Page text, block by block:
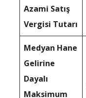
Azami Satış
Vergisi Tutarı
Medyan Hane
Gelirine
Dayalı
Maksimum